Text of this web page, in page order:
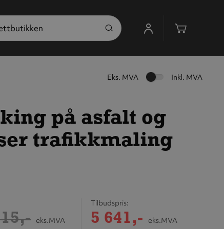
Eks. MVA Inkl. MVA
på asfalt og
trafikkmaling
Tilbudspris
5 641,- eks.MVA
eks.MVA